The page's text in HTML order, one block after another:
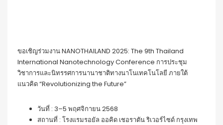
ขอเชิญร่วมงาน NANOTHAILAND 2025: The 9th Thailand
International Nanotechnology Conference การประชุม
วิชาการและนิทรรศการนานาชาติทางนาโนเทคโนโลยี ภายใต้
แนวคิด “Revolutionizing the Future”
วันที่ : 3–5 พฤศจิกายน 2568
สถานที่ : โรงแรมรอยัล ออคิด เชอราตัน ริเวอร์ไซด์ กรุงเทพ